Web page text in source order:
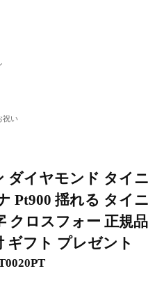
祝い
ダイヤモンド タイニ
Pt900 揺れる タイニ
クロスフォー 正規品
ギフト プレゼント